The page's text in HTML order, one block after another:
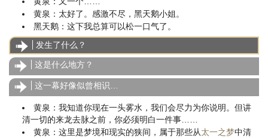
黄泉：太好了。感激不尽，黑天鹅小姐。
黑天鹅：这下我总算可以松一口气了。
发生了什么？
这是什么地方？
这一幕好像似曾相识…
黄泉：我知道你现在一头雾水，我们会尽力为你说明。但讲
清一切的来龙去脉之前，你必须明白一件事……
黄泉：这里是梦境和现实的狭间，属于那些从太一之梦中清